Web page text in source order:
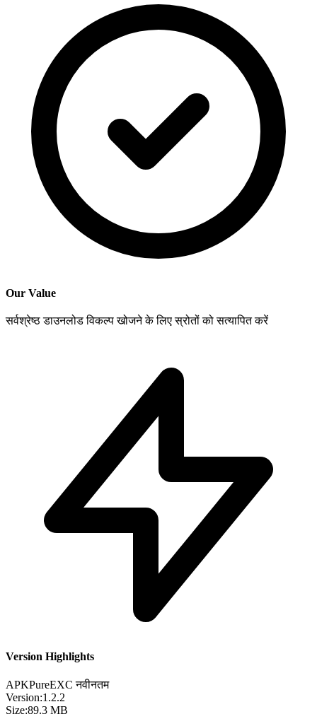
Our Value
सर्वश्रेष्ठ डाउनलोड विकल्प खोजने के लिए स्रोतों को सत्यापित करें
Version Highlights
APKPureEXC नवीनतम
Version:1.2.2
Size:89.3 MB